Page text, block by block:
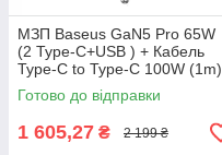
МЗП Baseus GaN5 Pro 65W
(2 Type-С+USB ) + Кабель
Type-C to Type-C 100W (1m)
white
Готово до відправки
1 605,27 ₴ 2 199 ₴